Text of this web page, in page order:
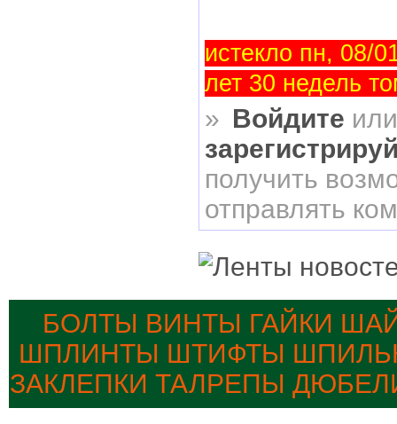
истекло пн, 08/
лет 30 недель
» Войдите
получить
отправлять
БОЛТЫ ВИНТЫ ГАЙКИ
ШПЛИНТЫ ШТИФТЫ
ЗАКЛЕПКИ ТАЛРЕПЫ